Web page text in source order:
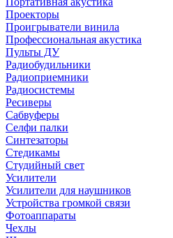
Проекторы
Проигрыватели винила
Профессиональная акустика
Пульты ДУ
Радиобудильники
Радиоприемники
Радиосистемы
Ресиверы
Сабвуферы
Селфи палки
Синтезаторы
Стедикамы
Студийный свет
Усилители
Усилители для наушников
Устройства громкой связи
Фотоаппараты
Чехлы